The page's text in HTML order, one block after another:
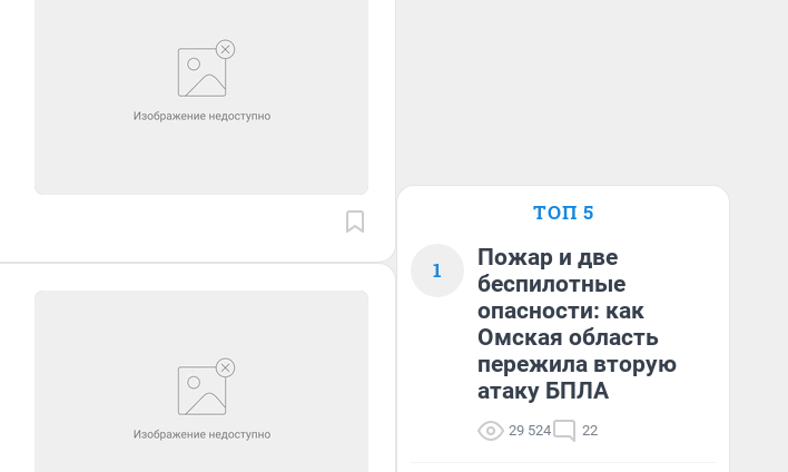
ТОП 5
1
Пожар и две
беспилотные
опасности: как
Омская область
пережила вторую
атаку БПЛА
29 524 22